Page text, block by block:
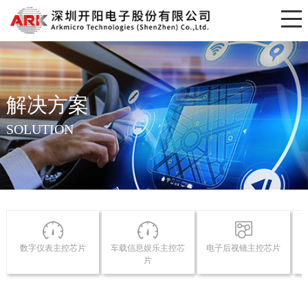
解决方案
SOLUTION
数字仪表主控芯片
车载信息娱乐主控芯
片
电子后视镜主控芯片